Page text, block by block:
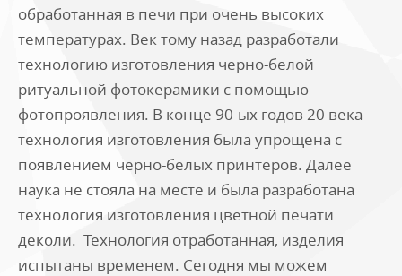
обработанная в печи при очень высоких
температурах. Век тому назад разработали
технологию изготовления черно-белой
ритуальной фотокерамики с помощью
фотопроявления. В конце 90-ых годов 20 века
технология изготовления была упрощена с
появлением черно-белых принтеров. Далее
наука не стояла на месте и была разработана
технология изготовления цветной печати
деколи. Технология отработанная, изделия
испытаны временем. Сегодня мы можем